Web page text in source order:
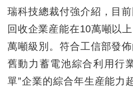
瑞科技總裁付強介紹，目
回收企業産能在10萬噸以
萬噸級別。符合工信部發
舊動力蓄電池綜合利用行
單”企業的綜合年生産能力